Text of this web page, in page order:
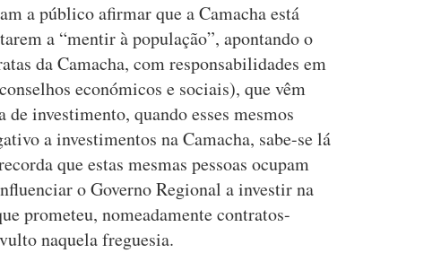
a público afirmar que a Camacha está
a “mentir à população”, apontando o
da Camacha, com responsabilidades em
económicos e sociais), que vêm
investimento, quando esses mesmos
a investimentos na Camacha, sabe-se lá
que estas mesmas pessoas ocupam
o Governo Regional a investir na
prometeu, nomeadamente contratos-
naquela freguesia.